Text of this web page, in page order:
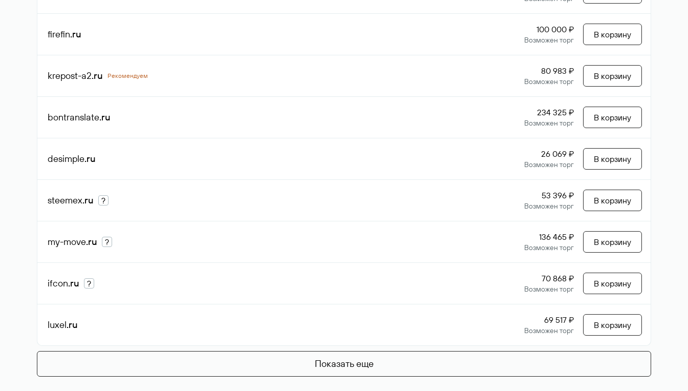
firefin.ru 100 000 ₽
Возможен торг
В корзину
krepost-a2.ru Рекомендуем 80 983 ₽
Возможен торг
В корзину
bontranslate.ru 234 325 ₽
Возможен торг
В корзину
desimple.ru 26 069 ₽
Возможен торг
В корзину
steemex.ru ? 53 396 ₽
Возможен торг
В корзину
my-move.ru ? 136 465 ₽
Возможен торг
В корзину
ifcon.ru ? 70 868 ₽
Возможен торг
В корзину
luxel.ru 69 517 ₽
Возможен торг
В корзину
Показать еще